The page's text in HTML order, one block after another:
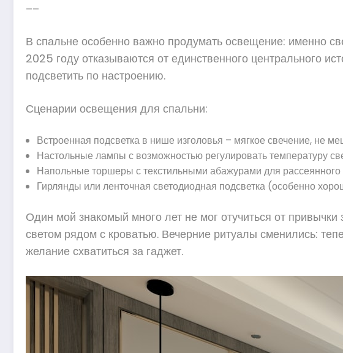
––
В спальне особенно важно продумать освещение: именно
2025 году отказываются от единственного центрального
подсветить по настроению.
Сценарии освещения для спальни:
Встроенная подсветка в нише изголовья – мягкое свечение, не
Настольные лампы с возможностью регулировать температуру
Напольные торшеры с текстильными абажурами для рассеянного
Гирлянды или ленточная светодиодная подсветка (особенно
Один мой знакомый много лет не мог отучиться от
светом рядом с кроватью. Вечерние ритуалы сменились:
желание схватиться за гаджет.